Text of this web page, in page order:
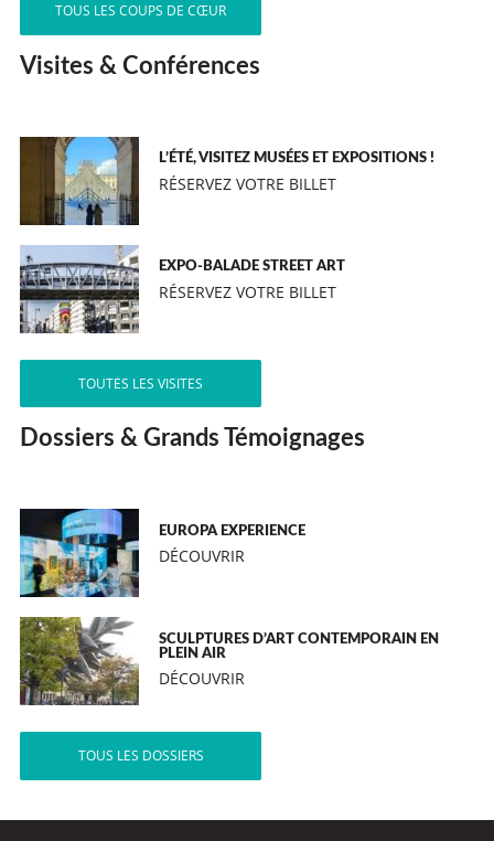
TOUS LES COUPS DE CŒUR
Visites & Conférences
L’ÉTÉ, VISITEZ MUSÉES ET EXPOSITIONS !
RÉSERVEZ VOTRE BILLET
EXPO-BALADE STREET ART
RÉSERVEZ VOTRE BILLET
TOUTES LES VISITES
Dossiers & Grands Témoignages
EUROPA EXPERIENCE
DÉCOUVRIR
SCULPTURES D’ART CONTEMPORAIN EN
PLEIN AIR
DÉCOUVRIR
TOUS LES DOSSIERS